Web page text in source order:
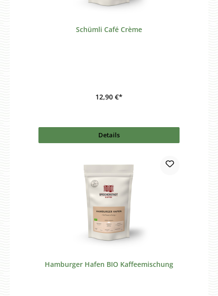
Schümli Café Crème
12,90 €*
Details
Hamburger Hafen BIO Kaffeemischung